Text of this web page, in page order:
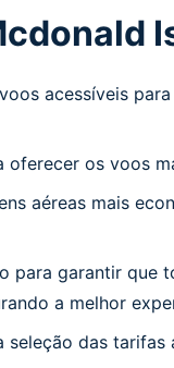
acessíveis para
os voos
aéreas mais
garantir
a melhor
das